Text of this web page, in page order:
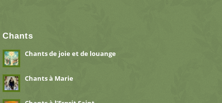
Chants
Chants de joie et de louange
Chants à Marie